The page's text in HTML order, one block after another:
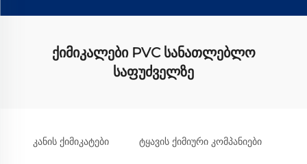
ქიმიკალები PVC სანათლებლო
საფუძველზე
კანის ქიმიკატები ტყავის ქიმიური კომპანიები